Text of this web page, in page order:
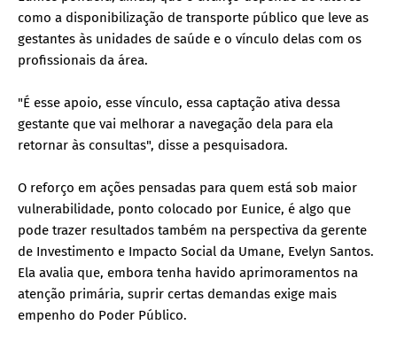
como a disponibilização de transporte público que leve as
gestantes às unidades de saúde e o vínculo delas com os
profissionais da área.
"É esse apoio, esse vínculo, essa captação ativa dessa
gestante que vai melhorar a navegação dela para ela
retornar às consultas", disse a pesquisadora.
O reforço em ações pensadas para quem está sob maior
vulnerabilidade, ponto colocado por Eunice, é algo que
pode trazer resultados também na perspectiva da gerente
de Investimento e Impacto Social da Umane, Evelyn Santos.
Ela avalia que, embora tenha havido aprimoramentos na
atenção primária, suprir certas demandas exige mais
empenho do Poder Público.